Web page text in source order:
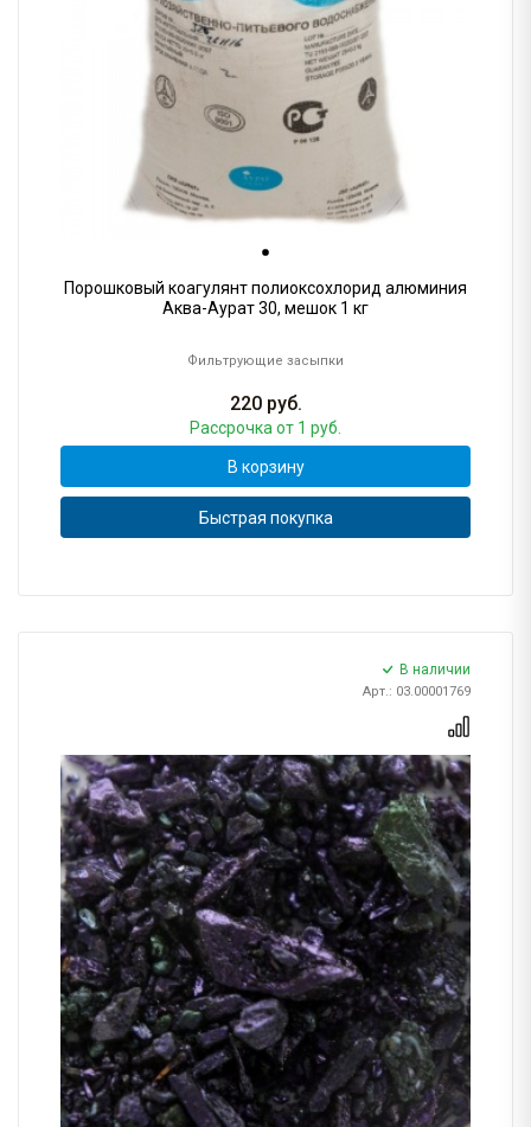
Порошковый коагулянт полиоксохлорид алюминия
Аква-Аурат 30, мешок 1 кг
Фильтрующие засыпки
220руб.
Рассрочкаот 1 руб.
В корзину
Быстрая покупка
В наличии
Арт.: 03.00001769